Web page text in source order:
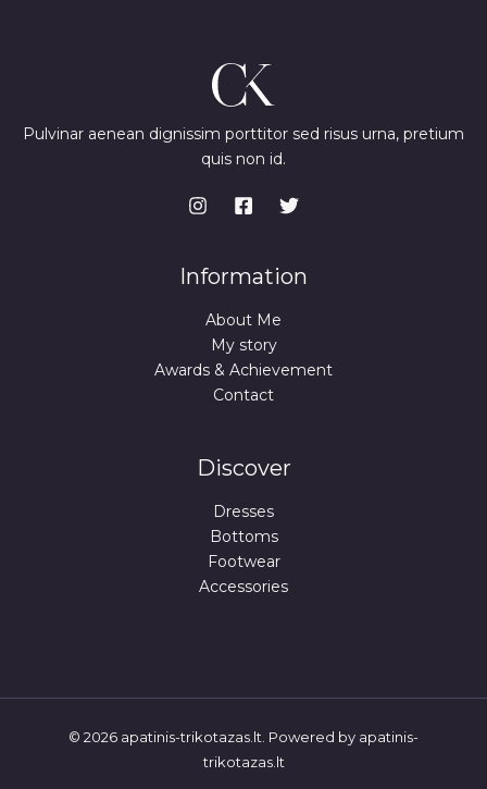
Pulvinar aenean dignissim porttitor sed risus urna, pretium
quis non id.
Information
About Me
My story
Awards & Achievement
Contact
Discover
Dresses
Bottoms
Footwear
Accessories
© 2026 apatinis-trikotazas.lt. Powered by apatinis-
trikotazas.lt